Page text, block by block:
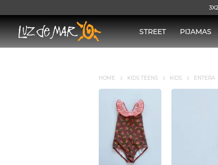
STREET PIJAMAS
KIDS TEENS KIDS ENTERA